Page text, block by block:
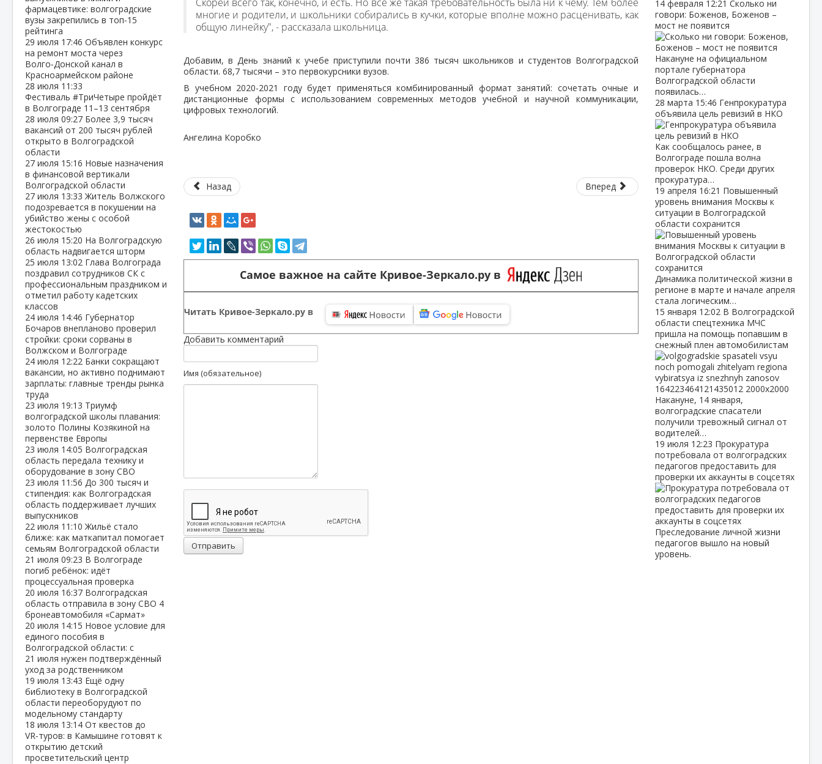
фармацевтике: волгоградские
вузы закрепились в топ‑15
рейтинга
29 июля 17:46 Объявлен конкурс
на ремонт моста через
Волго‑Донской канал в
Красноармейском районе
28 июля 11:33
Фестиваль #ТриЧетыре пройдёт
в Волгограде 11–13 сентября
28 июля 09:27 Более 3,9 тысяч
вакансий от 200 тысяч рублей
открыто в Волгоградской
области
27 июля 15:16 Новые назначения
в финансовой вертикали
Волгоградской области
27 июля 13:33Житель Волжского
подозревается в покушении на
убийство жены с особой
жестокостью
26 июля 15:20 На Волгоградскую
область надвигается шторм
25 июля 13:02 Глава Волгограда
поздравил сотрудников СК с
профессиональным праздником и
отметил работу кадетских
классов
24 июля 14:46 Губернатор
Бочаров внепланово проверил
стройки: сроки сорваны в
Волжском и Волгограде
24 июля 12:22 Банки сокращают
вакансии, но активно поднимают
зарплаты: главные тренды рынка
труда
23 июля 19:13 Триумф
волгоградской школы плавания:
золото Полины Козякиной на
первенстве Европы
23 июля 14:05 Волгоградская
область передала технику и
оборудование в зону СВО
23 июля 11:56 До 300 тысяч и
стипендия: как Волгоградская
область поддерживает лучших
выпускников
22 июля 11:10Жильё стало
ближе: как маткапитал помогает
семьям Волгоградской области
21 июля 09:23 В Волгограде
погиб ребёнок: идёт
процессуальная проверка
20 июля 16:37 Волгоградская
область отправила в зону СВО 4
бронеавтомобиля «Сармат»
20 июля 14:15 Новое условие для
единого пособия в
Волгоградской области: с
21 июля нужен подтверждённый
уход за родственником
19 июля 13:43 Ещё одну
библиотеку в Волгоградской
области переоборудуют по
модельному стандарту
18 июля 13:14 От квестов до
VR‑туров: в Камышине готовят к
открытию детский
просветительский центр
многие и родители, и школьники собирались в кучки, которые вполне можно расценивать, как
общую линейку", - рассказала школьница.
Добавим, в День знаний к учебе приступили почти 386 тысяч школьников и студентов Волгоградской
области. 68,7 тысячи – это первокурсники вузов.
В учебном 2020-2021 году будет применяться комбинированный формат занятий: сочетать очные и
дистанционные формы с использованием современных методов учебной и научной коммуникации,
цифровых технологий.
Ангелина Коробко
Назад Вперед
Самое важное на сайте Кривое-Зеркало.ру в
Читать Кривое-Зеркало.ру в
Добавить комментарий
Имя (обязательное)
Отправить
14 февраля 12:21 Сколько ни
говори: Боженов, Боженов –
мост не появится
Накануне на официальном
портале губернатора
Волгоградской области
появилась…
28 марта 15:46 Генпрокуратура
объявила цель ревизий в НКО
Как сообщалось ранее, в
Волгограде пошла волна
проверок НКО. Среди других
прокуратура…
19 апреля 16:21 Повышенный
уровень внимания Москвы к
ситуации в Волгоградской
области сохранится
Динамика политической жизни в
регионе в марте и начале апреля
стала логическим…
15 января 12:02 В Волгоградской
области спецтехника МЧС
пришла на помощь попавшим в
снежный плен автомобилистам
Накануне, 14 января,
волгоградские спасатели
получили тревожный сигнал от
водителей…
19 июля 12:23 Прокуратура
потребовала от волгоградских
педагогов предоставить для
проверки их аккаунты в соцсетях
Преследование личной жизни
педагогов вышло на новый
уровень.